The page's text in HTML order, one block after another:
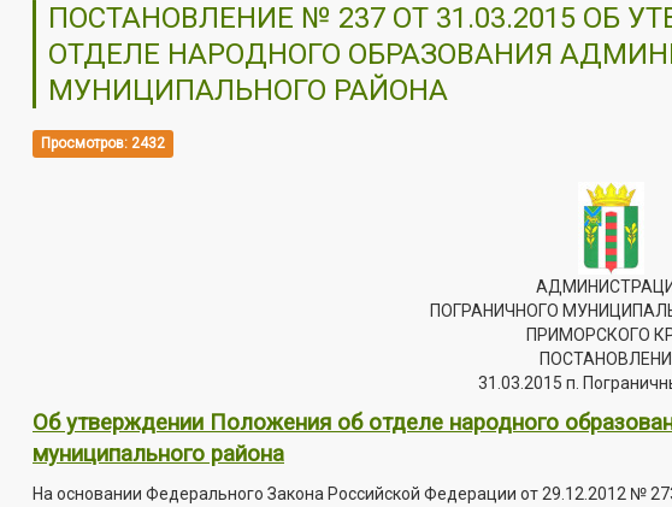
ПОСТАНОВЛЕНИЕ № 237 ОТ 31.03.2015 ОБ
ОТДЕЛЕ НАРОДНОГО ОБРАЗОВАНИЯ
МУНИЦИПАЛЬНОГО РАЙОНА
Просмотров: 2432
ПОГРАНИЧНОГО
ПРИМОРСКОГО
31.03.2015 п.
Об утверждении Положения об отделе народного
муниципального района
На основании Федерального Закона Российской Федерации от 29.12.2012 №